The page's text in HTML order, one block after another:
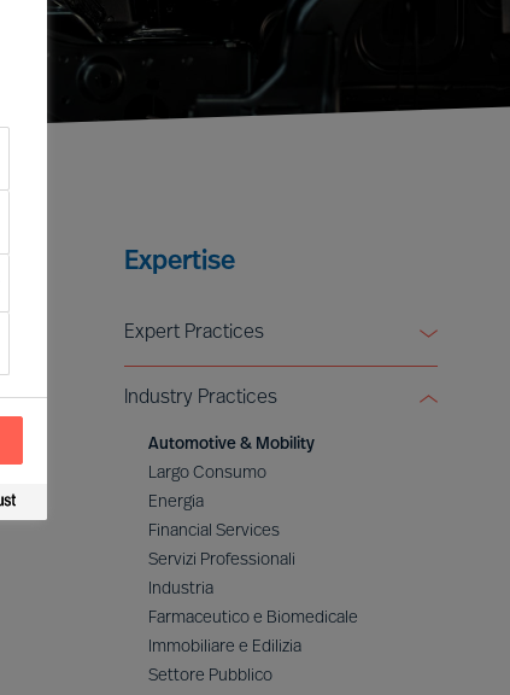
Expertise
Expert Practices
Leadership Advisory
Digital & Transformation
ESG & Sustainability
Industry Practices
Automotive & Mobility
Largo Consumo
Energia
Financial Services
Servizi Professionali
Industria
Farmaceutico e Biomedicale
Immobiliare e Edilizia
Settore Pubblico